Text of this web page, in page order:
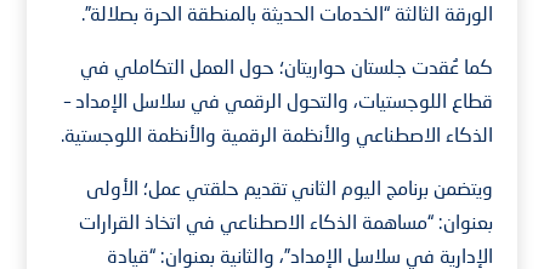
الورقة الثالثة “الخدمات الحديثة بالمنطقة الحرة بصلالة”.
كما عُقدت جلستان حواريتان؛ حول العمل التكاملي في
قطاع اللوجستيات، والتحول الرقمي في سلاسل الإمداد –
الذكاء الاصطناعي والأنظمة الرقمية والأنظمة اللوجستية.
ويتضمن برنامج اليوم الثاني تقديم حلقتي عمل؛ الأولى
بعنوان: “مساهمة الذكاء الاصطناعي في اتخاذ القرارات
الإدارية في سلاسل الإمداد”، والثانية بعنوان: “قيادة